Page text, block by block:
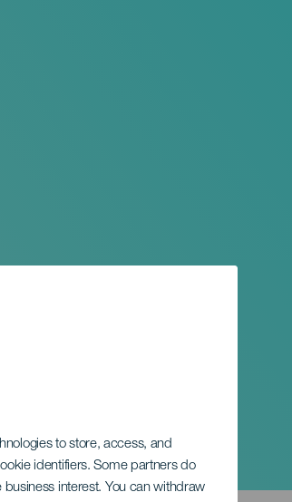
to store, access, and
identifiers. Some partners do
interest. You can withdraw